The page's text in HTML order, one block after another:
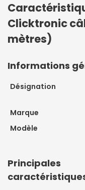
Clicktronic
mètres)
Informations
Désignation
Marque
Modèle
Principales